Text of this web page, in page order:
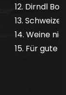
12. Dirndl
13.
14. Weine
15. Für gute